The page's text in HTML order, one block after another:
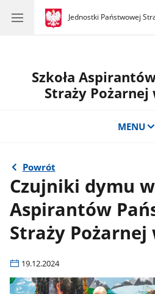
gov.pl
Jednostki Państwowej
gov.pl
Jednostki
Szkoła
Straży Pożarnej
MENU
Powrót
Czujniki dymu
Aspirantów
Straży Pożarnej
19.12.2024